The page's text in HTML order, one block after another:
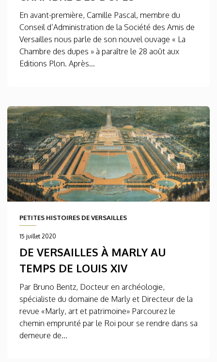
En avant-première, Camille Pascal, membre du
Conseil d’Administration de la Société des Amis de
Versailles nous parle de son nouvel ouvage « La
Chambre des dupes » à paraître le 28 août aux
Editions Plon. Après...
PETITES HISTOIRES DE VERSAILLES
15 juillet 2020
DE VERSAILLES À MARLY AU
TEMPS DE LOUIS XIV
Par Bruno Bentz, Docteur en archéologie,
spécialiste du domaine de Marly et Directeur de la
revue «Marly, art et patrimoine» Parcourez le
chemin emprunté par le Roi pour se rendre dans sa
demeure de...